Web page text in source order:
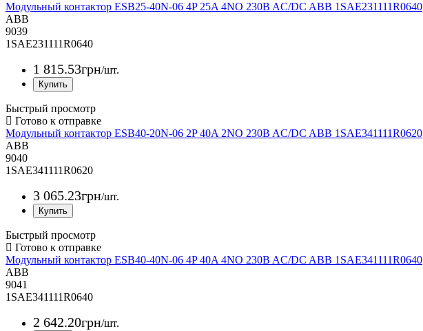
Модульный контактор ESB25-40N-06 4P 25A 4NO 230B AC/DC ABB 1SAE231111R0640
ABB
9039
1SAE231111R0640
1 815.53грн/шт.
Быстрый просмотр
Модульный контактор ESB40-20N-06 2P 40A 2NO 230B AC/DC ABB 1SAE341111R0620
ABB
9040
1SAE341111R0620
3 065.23грн/шт.
Быстрый просмотр
Модульный контактор ESB40-40N-06 4P 40A 4NO 230B AC/DC ABB 1SAE341111R0640
ABB
9041
1SAE341111R0640
2 642.20грн/шт.